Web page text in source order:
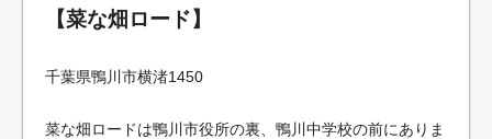
【菜な畑ロード】
千葉県鴨川市横渚1450
菜な畑ロードは鴨川市役所の裏、鴨川中学校の前にありま